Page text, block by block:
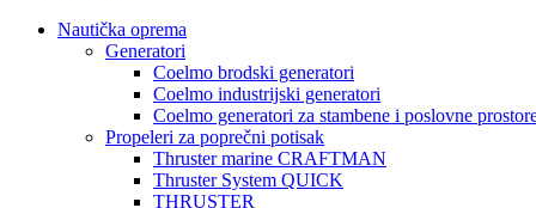
Nautička oprema
Generatori
Coelmo brodski generatori
Coelmo industrijski generatori
Coelmo generatori za stambene i poslovne
Propeleri za poprečni potisak
Thruster marine CRAFTMAN
Thruster System QUICK
THRUSTER